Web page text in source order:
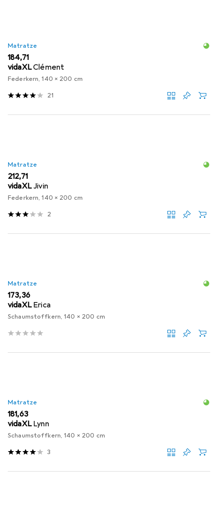
Matratze
EUR
184,71
vidaXLClément
Federkern, 140 x 200 cm
21
Matratze
EUR
212,71
vidaXL Jivin
Federkern, 140 x 200 cm
2
Matratze
EUR
173,36
vidaXL Erica
Schaumstoffkern, 140 x 200 cm
Matratze
EUR
181,63
vidaXL Lynn
Schaumstoffkern, 140 x 200 cm
3